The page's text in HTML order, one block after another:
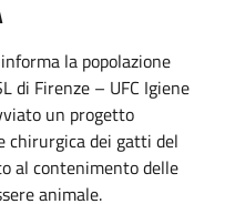
la popolazione
di Firenze – UFC Igiene
un progetto
chirurgica dei gatti del
al contenimento delle
animale.